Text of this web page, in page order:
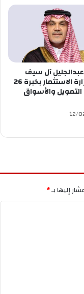
آل سيف
يتولى وزارة الاستثمار بخبرة 26
والأسواق
12/
إليها بـ*